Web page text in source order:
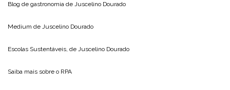
Blog de gastronomia de Juscelino Dourado
Medium de Juscelino Dourado
Escolas Sustentáveis, de Juscelino Dourado
Saiba mais sobre o RPA